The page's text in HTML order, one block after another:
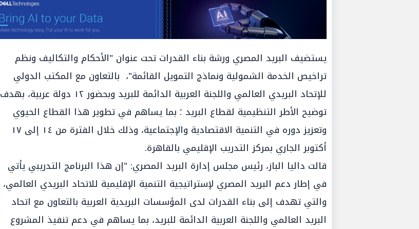
يستضيف البريد المصري ورشة بناء القدرات تحت عنوان "الأحكام والتكاليف ونظم
تراخيص الخدمة الشمولية ونماذج التمويل القائمة"، بالتعاون مع المكتب الدولي
للإتحاد البريدي العالمي واللجنة العربية الدائمة للبريد وبحضور ١٢ دولة عربية، بهدف
توضيح الأطر التنظيمية لقطاع البريد ؛ بما يساهم في تطوير هذا القطاع الحيوي
وتعزيز دوره في التنمية الاقتصادية والإجتماعية، وذلك خلال الفترة من ١٤ إلى ١٧
أكتوبر الجاري بمركز التدريب الإقليمي بالقاهرة.
قالت داليا الباز، رئيس مجلس إدارة البريد المصري: "إن هذا البرنامج التدريبي يأتي
في إطار دعم البريد المصري لإستراتيجية التنمية الإقليمية للاتحاد البريدي العالمي،
والتي تهدف إلى بناء القدرات لدى المؤسسات البريدية العربية بالتعاون مع اتحاد
البريد العالمي واللجنة العربية الدائمة للبريد، بما يساهم في دعم تنفيذ المشروع